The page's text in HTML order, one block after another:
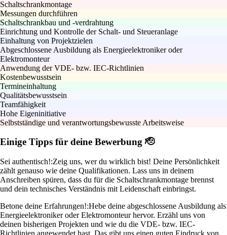
Schaltschrankmontage
Messungen durchführen
Schaltschrankbau und -verdrahtung
Einrichtung und Kontrolle der Schalt- und Steueranlage
Einhaltung von Projektzielen
Abgeschlossene Ausbildung als Energieelektroniker oder
Elektromonteur
Anwendung der VDE- bzw. IEC-Richtlinien
Kostenbewusstsein
Termineinhaltung
Qualitätsbewusstsein
Teamfähigkeit
Hohe Eigeninitiative
Selbstständige und verantwortungsbewusste Arbeitsweise
Einige Tipps für deine Bewerbung 🫡
Sei authentisch!:Zeig uns, wer du wirklich bist! Deine Persönlichkeit
zählt genauso wie deine Qualifikationen. Lass uns in deinem
Anschreiben spüren, dass du für die Schaltschrankmontage brennst
und dein technisches Verständnis mit Leidenschaft einbringst.
Betone deine Erfahrungen!:Hebe deine abgeschlossene Ausbildung als
Energieelektroniker oder Elektromonteur hervor. Erzähl uns von
deinen bisherigen Projekten und wie du die VDE- bzw. IEC-